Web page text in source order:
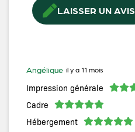
LAISSER UN AVIS
Angélique il y a 11 mois
Impression générale
Cadre
Hébergement